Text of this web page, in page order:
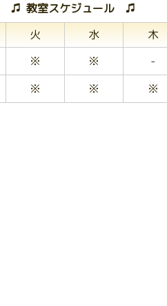
♫ 教室スケジュール ♫
火 水 木
※ ※ -
※ ※ ※